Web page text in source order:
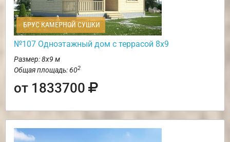
БРУС КАМЕРНОЙ СУШКИ
№107 Одноэтажный дом с террасой 8х9
Размер: 8х9 м
Общая площадь: 602
от 1833700